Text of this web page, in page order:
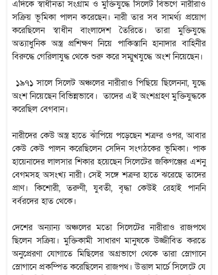
এদিকে স্বাধীনতা সংগ্রাম ও মুক্তিযুদ্ধে সিলেট বিভগে নারীরাও
সক্রিয় ভূমিকা পালন করেছেন। নারী তার সব সামর্থ্য প্রয়োগ
করেছিলেন স্বাধীন বাংলাদেশ তৈরিতে। তারা মুক্তিযুদ্ধে
অত্যাধুনিক অস্ত্র প্রশিক্ষণ নিয়ে পাকিস্তানি হানাদার বাহিনীর
বিরুদ্ধে গেরিলাযুদ্ধ থেকে শুরু করে সম্মুখযুদ্ধে অংশ নিয়েছেন।
১৯৭১ সালে সিলেট অঞ্চলের নারীরাও পিছিয়ে ছিলেননা, যুদ্ধে
অংশ নিয়েছেন বিভিন্নভাবে। তাদের এই অংশগ্রহণ মুক্তিযুদ্ধকে
করেছিল বেগবান।
নারীদের কেউ অস্ত্র হাতে ঝাঁপিয়ে পড়েছেন শত্রুর ওপর, আবার
কেউ কেউ পালন করেছিলেন সেদিন সংগঠকের ভূমিকা। পাক
হায়েনাদের লালসার শিকার হয়েছেন সিলেটের জকিগঞ্জের এশনু
বেগমসহ অসংখ্য নারী। সেই সঙ্গে শত্রুর হাতে ঝরেছে তাদের
প্রাণ। কিশোরী, তরুণী, যুবতী, বৃদ্ধা কেউই রেহাই পাননি
বর্বরদের হাত থেকে।
দেশের অন্যান্য অঞ্চলের মতো সিলেটের নারীরাও রাজপথে
ছিলেন সক্রিয়। মুক্তিকামী সাধারণ মানুষকে উজ্জীবিত করতে
অনুপ্রেরণা যোগাতে মিছিলের অগ্রভাগে থেকে তারা স্লোগানে
স্লোগানে প্রকম্পিত করেছিলেন রাজপথ। উত্তাল মার্চে সিলেটে যে